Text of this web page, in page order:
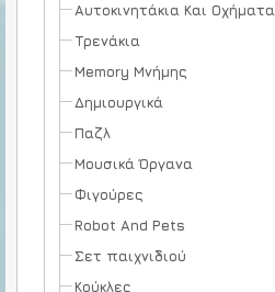
Αυτοκινητάκια Και Οχήματα
Τρενάκια
Memory Μνήμης
Δημιουργικά
Παζλ
Μουσικά Όργανα
Φιγούρες
Robot And Pets
Σετ παιχνιδιού
Κούκλες